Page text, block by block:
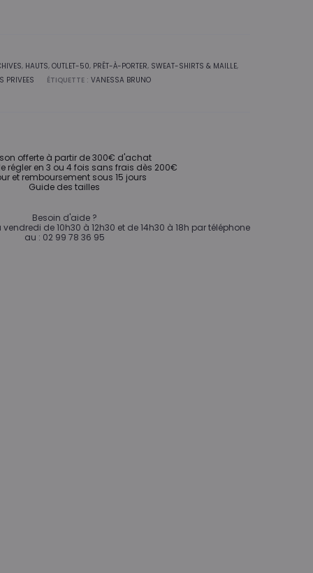
, HAUTS, OUTLET-50, PRÊT-À-PORTER, SWEAT-SHIRTS & MAILLE,
PRIVEES
ÉTIQUETTE : VANESSA BRUNO
offerte à partir de 300€ d'achat
régler en 3 ou 4 fois sans frais dès 200€
et remboursement sous 15 jours
Guide des tailles
Besoin d'aide ?
de 10h30 à 12h30 et de 14h30 à 18h par téléphone
au : 02 99 78 36 95